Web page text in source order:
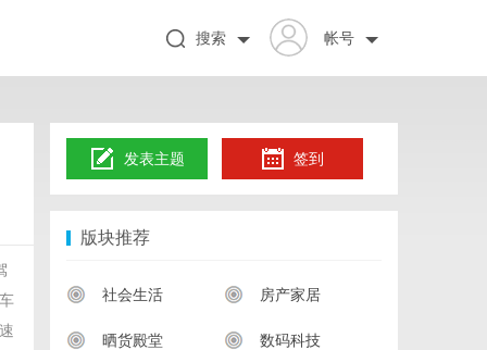
帐号
搜索
发表主题 签到
版块推荐
社会生活 房产家居
晒货殿堂 数码科技